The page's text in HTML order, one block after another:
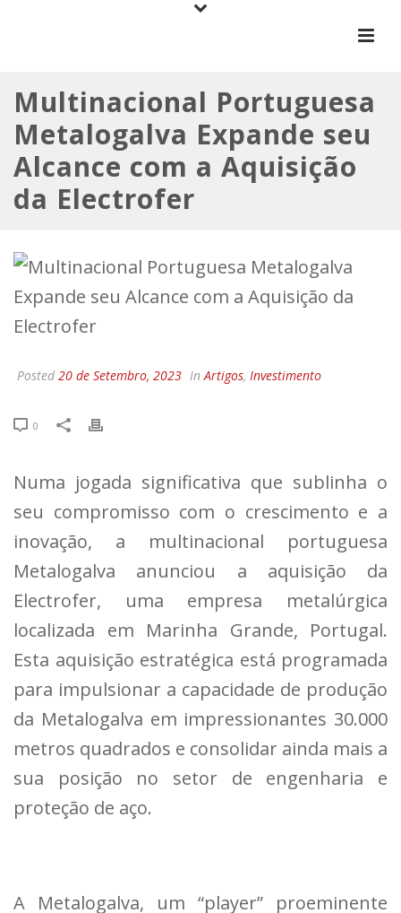
Multinacional Portuguesa
Metalogalva Expande seu
Alcance com a Aquisição
da Electrofer
Posted 20 de Setembro, 2023 InArtigos, Investimento
0
Numa jogada significativa que sublinha o
seu compromisso com o crescimento e a
inovação, a multinacional portuguesa
Metalogalva anunciou a aquisição da
Electrofer, uma empresa metalúrgica
localizada em Marinha Grande, Portugal.
Esta aquisição estratégica está programada
para impulsionar a capacidade de produção
da Metalogalva em impressionantes 30.000
metros quadrados e consolidar ainda mais a
sua posição no setor de engenharia e
proteção de aço.
A Metalogalva, um “player” proeminente